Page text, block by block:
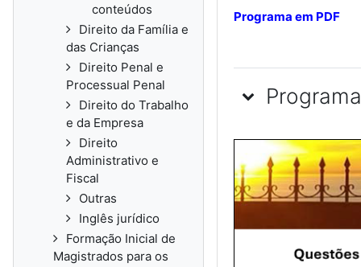
Programa em PDF
conteúdos
Direito da Família e
das Crianças
Direito Penal e
Processual Penal
Direito do Trabalho
e da Empresa
Direito
Administrativo e
Fiscal
Outras
Inglês jurídico
Formação Inicial de
Magistrados para os